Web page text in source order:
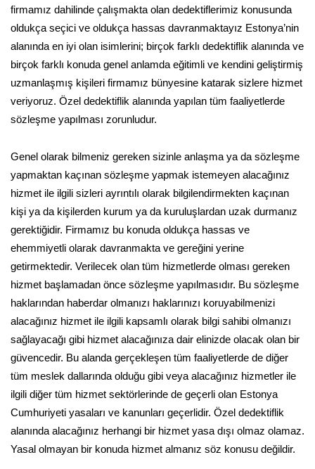
firmamız dahilinde çalışmakta olan dedektiflerimiz konusunda
oldukça seçici ve oldukça hassas davranmaktayız Estonya’nin
alanında en iyi olan isimlerini; birçok farklı dedektiflik alanında ve
birçok farklı konuda genel anlamda eğitimli ve kendini geliştirmiş
uzmanlaşmış kişileri firmamız bünyesine katarak sizlere hizmet
veriyoruz. Özel dedektiflik alanında yapılan tüm faaliyetlerde
sözleşme yapılması zorunludur.
Genel olarak bilmeniz gereken sizinle anlaşma ya da sözleşme
yapmaktan kaçınan sözleşme yapmak istemeyen alacağınız
hizmet ile ilgili sizleri ayrıntılı olarak bilgilendirmekten kaçınan
kişi ya da kişilerden kurum ya da kuruluşlardan uzak durmanız
gerektiğidir. Firmamız bu konuda oldukça hassas ve
ehemmiyetli olarak davranmakta ve gereğini yerine
getirmektedir. Verilecek olan tüm hizmetlerde olması gereken
hizmet başlamadan önce sözleşme yapılmasıdır. Bu sözleşme
haklarından haberdar olmanızı haklarınızı koruyabilmenizi
alacağınız hizmet ile ilgili kapsamlı olarak bilgi sahibi olmanızı
sağlayacağı gibi hizmet alacağınıza dair elinizde olacak olan bir
güvencedir. Bu alanda gerçekleşen tüm faaliyetlerde de diğer
tüm meslek dallarında olduğu gibi veya alacağınız hizmetler ile
ilgili diğer tüm hizmet sektörlerinde de geçerli olan Estonya
Cumhuriyeti yasaları ve kanunları geçerlidir. Özel dedektiflik
alanında alacağınız herhangi bir hizmet yasa dışı olmaz olamaz.
Yasal olmayan bir konuda hizmet almanız söz konusu değildir.